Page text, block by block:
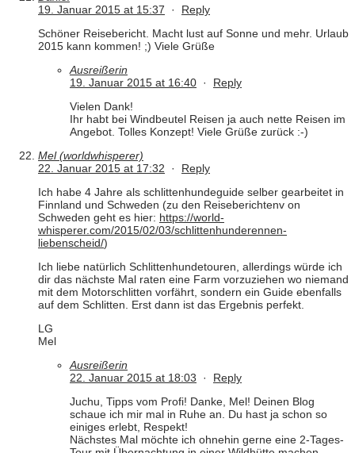
19. Januar 2015 at 15:37 · Reply
Schöner Reisebericht. Macht lust auf Sonne und mehr. Urlaub
2015 kann kommen! ;) Viele Grüße
Ausreißerin
19. Januar 2015 at 16:40 · Reply
Vielen Dank!
Ihr habt bei Windbeutel Reisen ja auch nette Reisen im
Angebot. Tolles Konzept! Viele Grüße zurück :-)
Mel (worldwhisperer)
22. Januar 2015 at 17:32 · Reply
Ich habe 4 Jahre als schlittenhundeguide selber gearbeitet in
Finnland und Schweden (zu den Reiseberichtenv on
Schweden geht es hier: https://world-
whisperer.com/2015/02/03/schlittenhunderennen-
liebenscheid/)
Ich liebe natürlich Schlittenhundetouren, allerdings würde ich
dir das nächste Mal raten eine Farm vorzuziehen wo niemand
mit dem Motorschlitten vorfährt, sondern ein Guide ebenfalls
auf dem Schlitten. Erst dann ist das Ergebnis perfekt.
LG
Mel
Ausreißerin
22. Januar 2015 at 18:03 · Reply
Juchu, Tipps vom Profi! Danke, Mel! Deinen Blog
schaue ich mir mal in Ruhe an. Du hast ja schon so
einiges erlebt, Respekt!
Nächstes Mal möchte ich ohnehin gerne eine 2-Tages-